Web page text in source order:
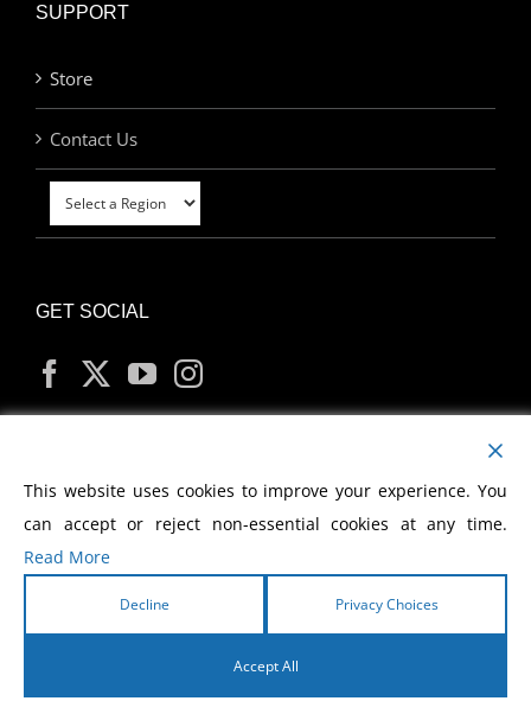
SUPPORT
Store
Contact Us
GET SOCIAL
MY ACCOUNT
2026 Morris Cerullo World Evangelism
This website uses cookies to improve your experience. You
can accept or reject non-essential cookies at any time.
Read More
Decline Privacy Choices
Accept All